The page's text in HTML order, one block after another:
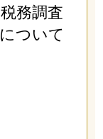
務調査
ついて